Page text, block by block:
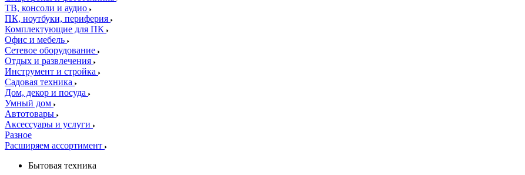
ТВ, консоли и аудио
ПК, ноутбуки, периферия
Комплектующие для ПК
Офис и мебель
Сетевое оборудование
Отдых и развлечения
Инструмент и стройка
Садовая техника
Дом, декор и посуда
Умный дом
Автотовары
Аксессуары и услуги
Разное
Расширяем ассортимент
Бытовая техника